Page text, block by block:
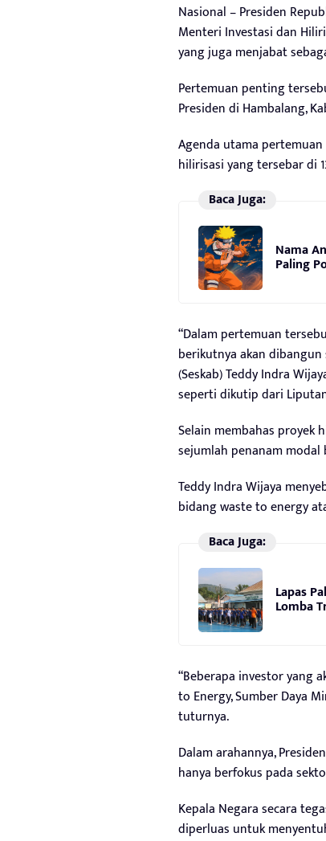
Nasional – Presiden
Menteri Investasi dan
yang juga menjabat
Pertemuan penting
Presiden di Hambalang,
Agenda utama
hilirisasi yang tersebar di
Baca Juga:
Nama
Paling
“Dalam pertemuan
berikutnya akan dibangun
(Seskab) Teddy Indra
seperti dikutip dari
Selain membahas proyek
sejumlah penanam
Teddy Indra Wijaya
bidang waste to energy
Baca Juga:
Lapas
Lomba
“Beberapa investor yang
to Energy, Sumber Daya
tuturnya.
Dalam arahannya,
hanya berfokus pada
Kepala Negara secara
diperluas untuk